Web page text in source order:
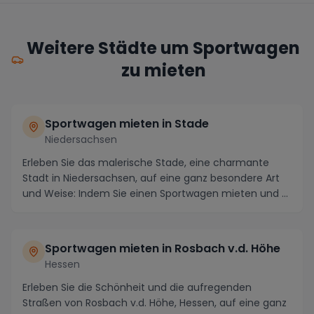
Weitere Städte um Sportwagen
zu mieten
Sportwagen mieten in Stade
Niedersachsen
Erleben Sie das malerische Stade, eine charmante
Stadt in Niedersachsen, auf eine ganz besondere Art
und Weise: Indem Sie einen Sportwagen mieten und ...
Sportwagen mieten in Rosbach v.d. Höhe
Hessen
Erleben Sie die Schönheit und die aufregenden
Straßen von Rosbach v.d. Höhe, Hessen, auf eine ganz